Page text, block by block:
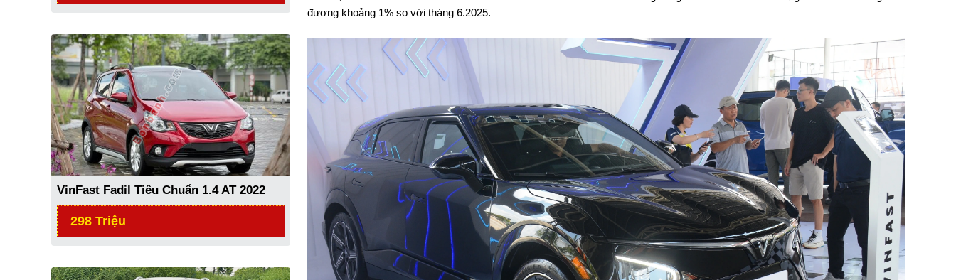
đương khoảng 1% so với tháng 6.2025.
VinFast Fadil Tiêu Chuẩn 1.4 AT 2022
298 Triệu